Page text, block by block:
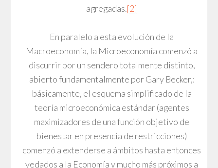
agregadas.[2]
En paralelo a esta evolución de la
Macroeconomía, la Microeconomía comenzó a
discurrir por un sendero totalmente distinto,
abierto fundamentalmente por Gary Becker,:
básicamente, el esquema simplificado de la
teoría microeconómica estándar (agentes
maximizadores de una función objetivo de
bienestar en presencia de restricciones)
comenzó a extenderse a ámbitos hasta entonces
vedados a la Economía y mucho más próximos a